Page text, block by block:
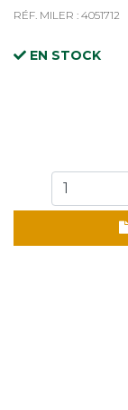
RÉF. MILER : 4051712
EN STOCK